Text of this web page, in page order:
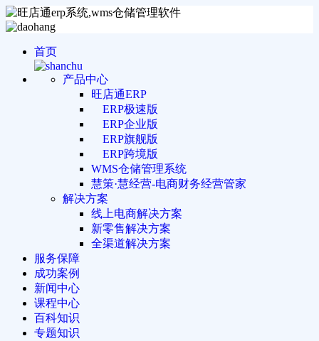
首页
产品中心
旺店通ERP
ERP极速版
ERP企业版
ERP旗舰版
ERP跨境版
WMS仓储管理系统
慧策·慧经营-电商财务经营管家
解决方案
线上电商解决方案
新零售解决方案
全渠道解决方案
服务保障
成功案例
新闻中心
课程中心
百科知识
专题知识